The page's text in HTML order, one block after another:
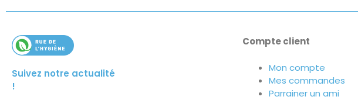
Suivez notre actualité
!
Compte client
Mon compte
Mes commandes
Parrainer un ami